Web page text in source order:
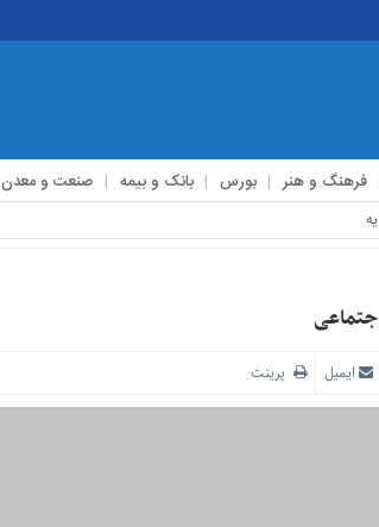
فرهنگ و هنر بورس بانک و بیمه صنعت و معدن
ایمیل پرینت